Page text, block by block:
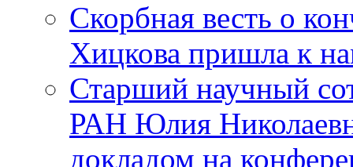
Скорбная весть о
Хицкова пришла к
Старший научный
РАН Юлия
докладом на